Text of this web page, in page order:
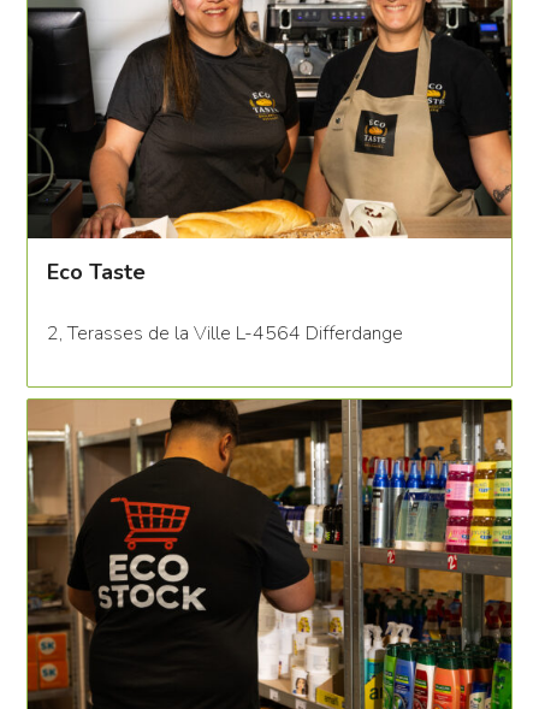
Eco Taste
2, Terasses de la Ville L-4564 Differdange